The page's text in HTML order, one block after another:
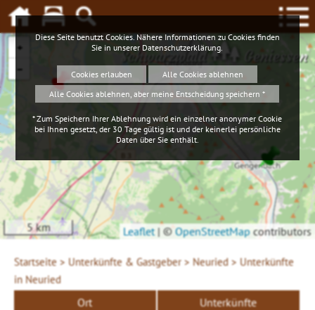
Schwarzwald Geniessen
+
−
5 km Leaflet | ©OpenStreetMapcontributors
Startseite > Unterkünfte & Gastgeber > Neuried > Unterkünfte
in Neuried
Ort
Unterkünfte
Diese Seite benutzt Cookies. Nähere Informationen zu Cookies finden
Sie in unserer Datenschutzerklärung
Cookies erlauben
Alle Cookies ablehnen
Alle Cookies ablehnen, aber meine Entscheidung speichern *
* Zum Speichern Ihrer Ablehnung wird ein einzelner anonymer Cookie
bei Ihnen gesetzt, der 30 Tage gültig ist und der keinerlei persönliche
Daten über Sie enthält.